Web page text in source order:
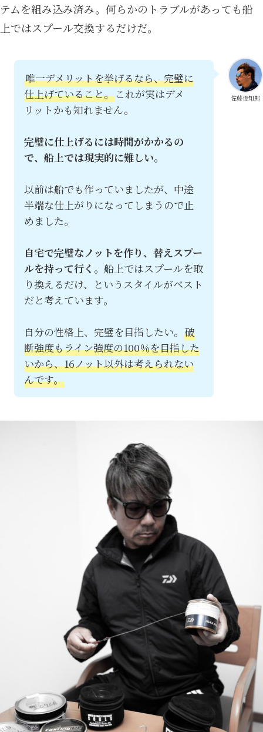
テムを組み込み済み。何らかのトラブルがあっても船
上ではスプール交換するだけだ。
佐藤偉知郎
唯一デメリットを挙げるなら、完璧に
仕上げていること。これが実はデメ
リットかも知れません。
完璧に仕上げるには時間がかかるの
で、船上では現実的に難しい。
以前は船でも作っていましたが、中途
半端な仕上がりになってしまうので止
めました。
自宅で完璧なノットを作り、替えスプー
ルを持って行く。船上ではスプールを取
り換えるだけ、というスタイルがベスト
だと考えています。
自分の性格上、完璧を目指したい。破
断強度もライン強度の100％を目指した
いから、16ノット以外は考えられない
んです。